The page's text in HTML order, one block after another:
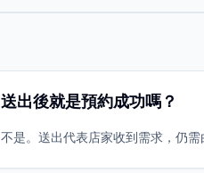
送出後就是預約成功嗎？
不是。送出代表店家收到需求，仍需